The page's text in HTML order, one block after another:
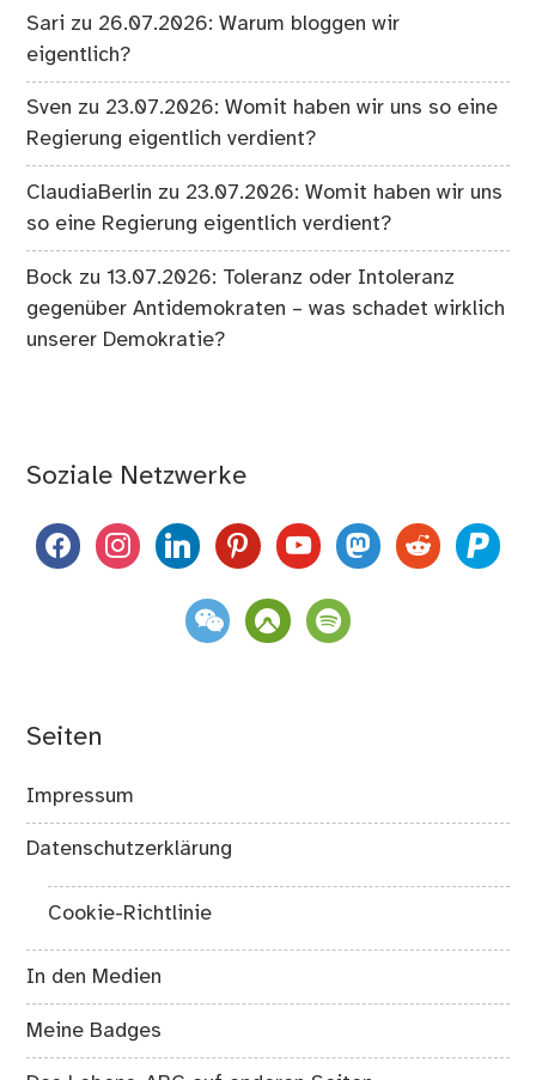
Sari zu 26.07.2026: Warum bloggen wir
eigentlich?
Sven zu 23.07.2026: Womit haben wir uns so eine
Regierung eigentlich verdient?
ClaudiaBerlin zu 23.07.2026: Womit haben wir uns
so eine Regierung eigentlich verdient?
Bock zu13.07.2026: Toleranz oder Intoleranz
gegenüber Antidemokraten – was schadet wirklich
unserer Demokratie?
Soziale Netzwerke
facebookinstagramlinkedinpinterestyoutubemastodon
reddit paypal
weixin komootspotify
Seiten
Impressum
Datenschutzerklärung
Cookie-Richtlinie
In den Medien
Meine Badges